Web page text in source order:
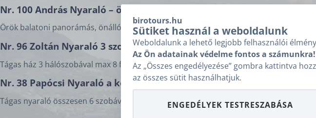
birotours.hu
Sütiket használ a weboldalunk
Weboldalunk a lehető legjobb felhasználói
Az Ön adatainak védelme fontos a számunkra!
Az „Összes engedélyezése” gombra kattintva
az összes sütit használhatjuk.
ENGEDÉLYEK TESTRESZABÁSA
KESZTHELY
VONYARCVASHEGY
Nr. 100 András Nyaraló – örök balatoni panorámával, kerttel és
Örök balatoni panorámás, önálló ház Vonyarcvashegyen, kerttel és medencével,
Nr. 96 Zoltán Nyaraló 3 szobával, medencével
Tágas ház 3 hálószobával max 8 fő részére medencével, internettel, mosógéppel,
Nr. 38 Papócsi Nyaraló a központban
Tágas nyaraló összesen 6 szobával max 14 fő részére mosó- és mosogatógéppel,